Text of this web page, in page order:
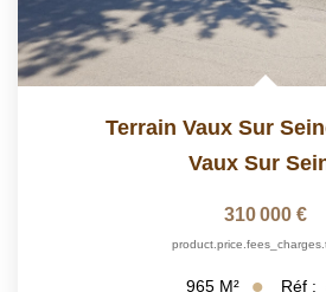
Terrain Vaux Sur
Vaux Sur
310 000 €
965 M² Réf :